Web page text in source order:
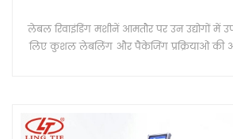
लेबल रिवाइंडिंग मशीनें आमतौर पर उन उद्योगों में
लिए कुशल लेबलिंग और पैकेजिंग प्रक्रियाओं की